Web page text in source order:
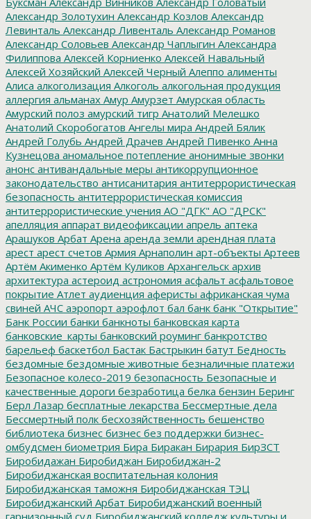
Александр Золотухин Александр Козлов Александр
Левинталь Александр Ливенталь Александр Романов
Александр Соловьев Александр Чаплыгин Александра
Филиппова Алексей Корниенко Алексей Навальный
Алексей Хозяйский Алексей Черный Алеппо алименты
Алиса алкоголизация Алкоголь алкогольная продукция
аллергия альманах Амур Амурзет Амурская область
Амурский полоз амурский тигр Анатолий Мелешко
Анатолий Скоробогатов Ангелы мира Андрей Бялик
Андрей Голубь Андрей Драчев Андрей Пивенко Анна
Кузнецова аномальное потепление анонимные звонки
анонс антивандальные меры антикоррупционное
законодательство антисанитария антитеррористическая
безопасность антитеррористическая комиссия
антитеррористические учения АО "ДГК" АО "ДРСК"
апелляция аппарат видеофиксации апрель аптека
Арашуков Арбат Арена аренда земли арендная плата
арест арест счетов Армия Арнаполин арт-объекты Артеев
Артём Акименко Артём Куликов Архангельск архив
архитектура астероид астрономия асфальт асфальтовое
покрытие Атлет аудиенция аферисты африканская чума
свиней АЧС аэропорт аэрофлот бал банк банк "Открытие"
Банк России банки банкноты банковская карта
банковские_карты банковский роуминг банкротство
барельеф баскетбол Бастак Бастрыкин батут Бедность
бездомные бездомные животные безналичные платежи
Безопасное колесо-2019 безопасность Безопасные и
качественные дороги безработица белка бензин Беринг
Берл Лазар бесплатные лекарства Бессмертные дела
Бессмертный полк бесхозяйственность бешенство
библиотека бизнес бизнес без поддержки бизнес-
омбудсмен биометрия Бира Биракан Бирария БирЗСТ
Биробидажан Биробиджан Биробиджан-2
Биробиджанская воспитательная колония
Биробиджанская таможня Биробиджанская ТЭЦ
Биробиджанский Арбат Биробиджанский военный
гарнизонный суд Биробиджанский колледж культуры и